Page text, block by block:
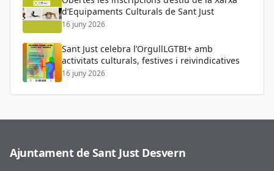
d’Equipaments Culturals de Sant Just
16 juny 2026
Sant Just celebra l’OrgullLGTBI+ amb
activitats culturals, festives i reivindicatives
16 juny 2026
Ajuntament de Sant Just Desvern